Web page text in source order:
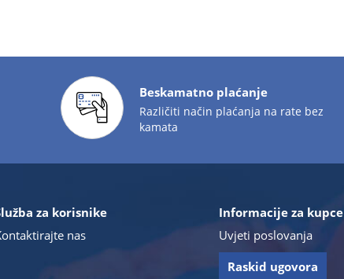
Beskamatno plaćanje
Različiti način plaćanja na rate bez
kamata
za korisnike
nas
Informacije za kupce
Uvjeti poslovanja
Raskid ugovora